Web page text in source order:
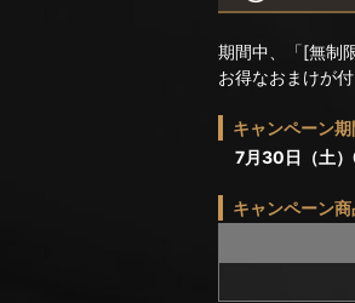
期間中、「[無制
お得なおまけが
キャンペーン期
7月30日（土
キャンペーン商